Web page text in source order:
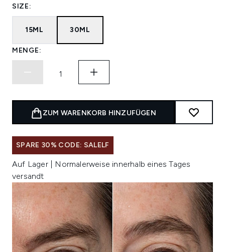
SIZE:
15ML 30ML
MENGE:
ZUM WARENKORB HINZUFÜGEN
SPARE 30% CODE: SALELF
Auf Lager | Normalerweise innerhalb eines Tages
versandt